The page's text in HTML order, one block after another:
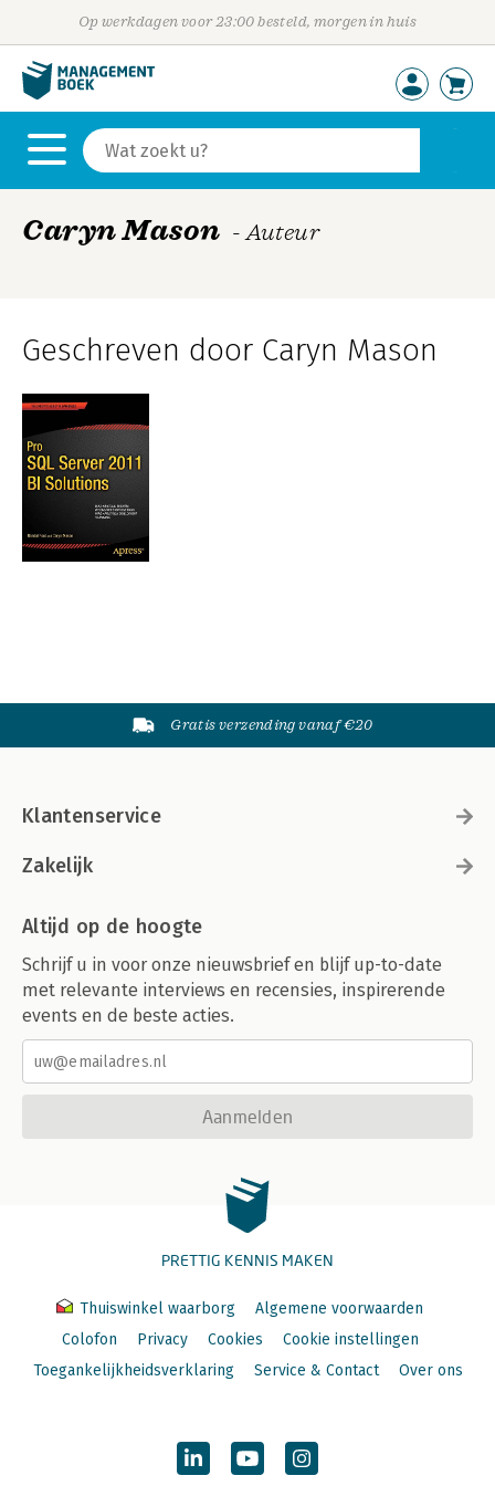
Op werkdagen voor 23:00 besteld, morgen in huis
Caryn Mason - Auteur
Geschreven door Caryn Mason
Gratis verzending vanaf €20
Klantenservice
Zakelijk
Altijd op de hoogte
Schrijf u in voor onze nieuwsbrief en blijf up-to-date
met relevante interviews en recensies, inspirerende
events en de beste acties.
Aanmelden
PRETTIG KENNIS MAKEN
Thuiswinkel waarborg
Algemene voorwaarden
Colofon
Privacy Cookies
Cookie instellingen
Toegankelijkheidsverklaring
Service & Contact Over ons